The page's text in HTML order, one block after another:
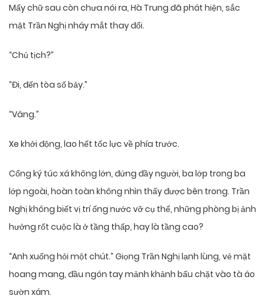
Mấy chữ sau còn chưa nói ra, Hà Trung đã phát hiện, sắc
mặt Trần Nghị nháy mắt thay đổi.
“Chủ tịch?”
“Đi, đến tòa số bảy.”
“Vâng.”
Xe khởi động, lao hết tốc lực về phía trước.
Cổng ký túc xá không lớn, đứng đầy người, ba lớp trong ba
lớp ngoài, hoàn toàn không nhìn thấy được bên trong. Trần
Nghị không biết vị trí ống nước vỡ cụ thể, những phòng bị ảnh
hưởng rốt cuộc là ở tầng thấp, hay là tầng cao?
“Anh xuống hỏi một chút.” Giọng Trần Nghị lạnh lùng, vẻ mặt
hoang mang, đầu ngón tay mảnh khảnh bấu chặt vào tà áo
sườn xám.